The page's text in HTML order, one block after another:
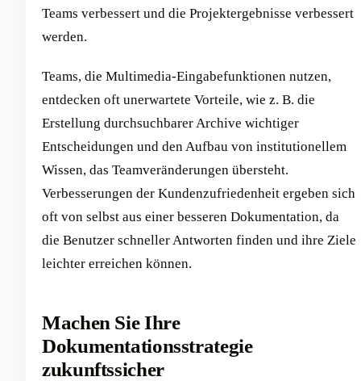
Teams verbessert und die Projektergebnisse verbessert
werden.
Teams, die Multimedia-Eingabefunktionen nutzen,
entdecken oft unerwartete Vorteile, wie z. B. die
Erstellung durchsuchbarer Archive wichtiger
Entscheidungen und den Aufbau von institutionellem
Wissen, das Teamveränderungen übersteht.
Verbesserungen der Kundenzufriedenheit ergeben sich
oft von selbst aus einer besseren Dokumentation, da
die Benutzer schneller Antworten finden und ihre Ziele
leichter erreichen können.
Machen Sie Ihre
Dokumentationsstrategie
zukunftssicher